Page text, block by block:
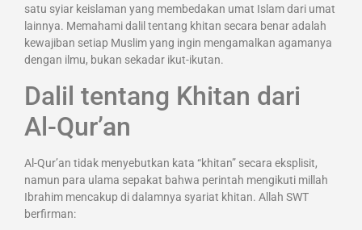
satu syiar keislaman yang membedakan umat Islam dari umat
lainnya. Memahami dalil tentang khitan secara benar adalah
kewajiban setiap Muslim yang ingin mengamalkan agamanya
dengan ilmu, bukan sekadar ikut-ikutan.
Dalil tentang Khitan dari
Al-Qur’an
Al-Qur’an tidak menyebutkan kata “khitan” secara eksplisit,
namun para ulama sepakat bahwa perintah mengikuti millah
Ibrahim mencakup di dalamnya syariat khitan. Allah SWT
berfirman: